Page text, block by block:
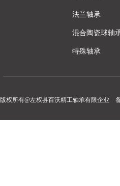
法兰轴承
混合陶瓷球轴
特殊轴承
版权所有@左权县百沃精工轴承有限企业